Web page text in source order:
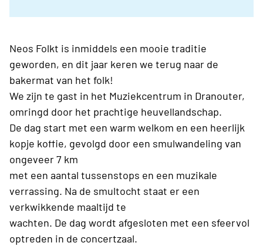
Neos Folkt is inmiddels een mooie traditie
geworden, en dit jaar keren we terug naar de
bakermat van het folk!
We zijn te gast in het Muziekcentrum in Dranouter,
omringd door het prachtige heuvellandschap.
De dag start met een warm welkom en een heerlijk
kopje koffie, gevolgd door een smulwandeling van
ongeveer 7 km
met een aantal tussenstops en een muzikale
verrassing. Na de smultocht staat er een
verkwikkende maaltijd te
wachten. De dag wordt afgesloten met een sfeervol
optreden in de concertzaal.